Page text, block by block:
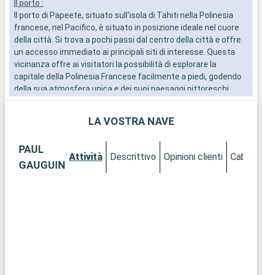
Il porto :
Il porto di Papeete, situato sull'isola di Tahiti nella Polinesia
francese, nel Pacifico, è situato in posizione ideale nel cuore
della città. Si trova a pochi passi dal centro della città e offre
un accesso immediato ai principali siti di interesse. Questa
vicinanza offre ai visitatori la possibilità di esplorare la
capitale della Polinesia Francese facilmente a piedi, godendo
della sua atmosfera unica e dei suoi paesaggi pittoreschi.
Papeete è una vibrante miscela di cultura polinesiana e
come Marché de Pape'ete, è un luogo imperdibile per scoprire i
prodotti locali, l'artigianato e l'atmosfera tipica della città. La
Cattedrale dell'Immacolata Concezione di Papeete, con la sua
LA VOSTRA NAVE
PAUL
GAUGUIN
Attività Descrittivo Opinioni clienti Cabine